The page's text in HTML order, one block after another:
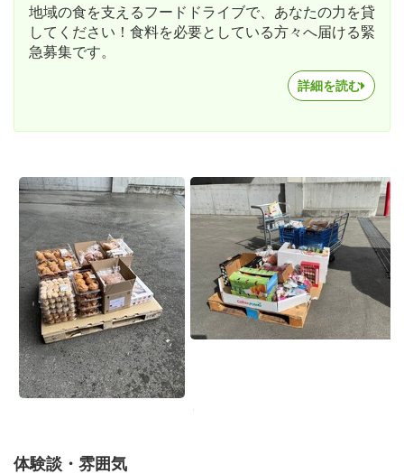
地域の食を支えるフードドライブで、あなたの力を貸
してください！食料を必要としている方々へ届ける緊
急募集です。
詳細を読む
体験談・雰囲気